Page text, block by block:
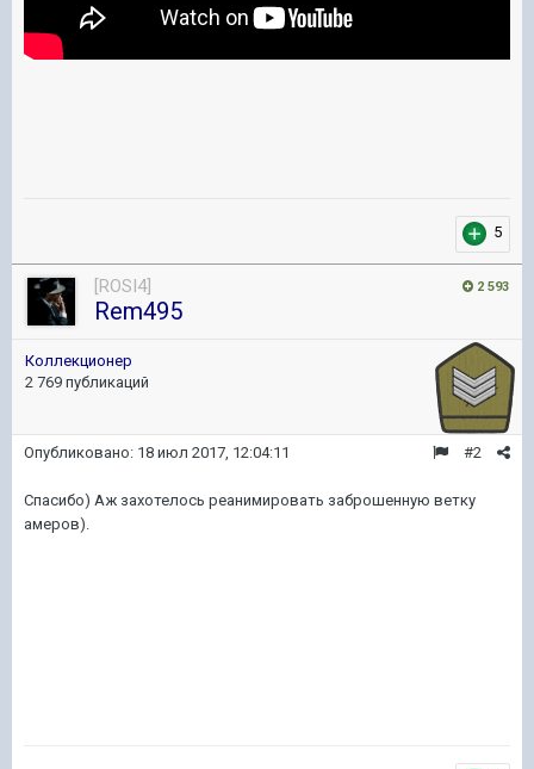
5
2 593
[ROSI4]
Rem495
Коллекционер
2 769 публикаций
#2
Опубликовано: 18 июл 2017, 12:04:11
Спасибо) Аж захотелось реанимировать заброшенную ветку
амеров).